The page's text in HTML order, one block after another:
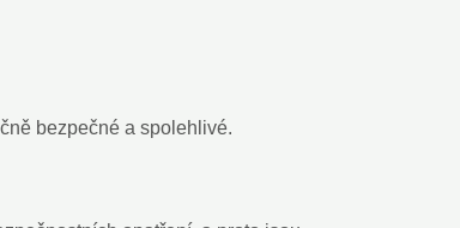
bezpečné a spolehlivé.